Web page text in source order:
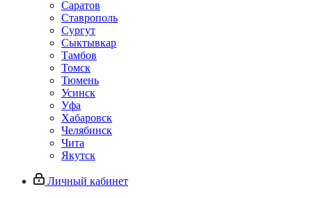
Саратов
Ставрополь
Сургут
Сыктывкар
Тамбов
Томск
Тюмень
Усинск
Уфа
Хабаровск
Челябинск
Чита
Якутск
Личный кабинет